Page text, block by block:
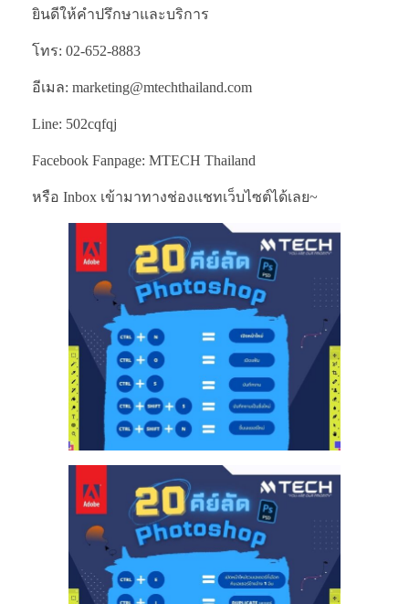
ยินดีให้คำปรึกษาและบริการ
โทร: 02-652-8883
อีเมล: marketing@mtechthailand.com
Line: 502cqfqj
Facebook Fanpage: MTECH Thailand
หรือ Inbox เข้ามาทางช่องแชทเว็บไซต์ได้เลย~